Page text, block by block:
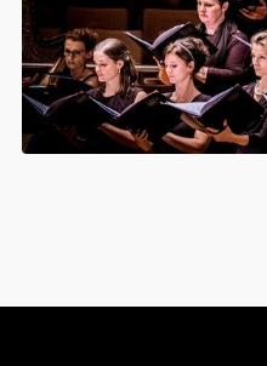
I need to register |Lost your